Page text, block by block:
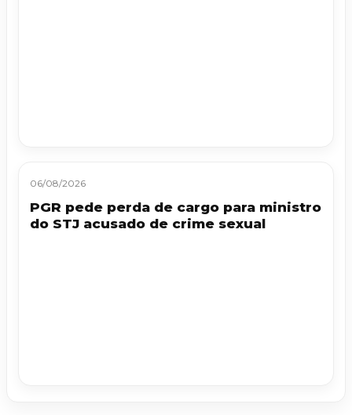
06/08/2026
PGR pede perda de cargo para ministro
do STJ acusado de crime sexual